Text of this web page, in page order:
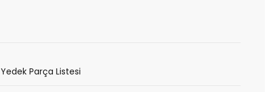
Yedek Parça Listesi